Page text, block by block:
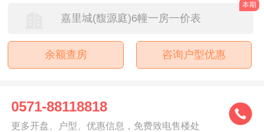
嘉里城(馥源庭)6幢一房一价表
本期
余额查房 咨询户型优惠
0571-88118818
更多开盘、户型、优惠信息，免费致电售楼处